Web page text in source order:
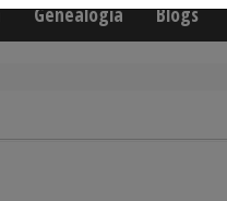
Genealogía Blogs